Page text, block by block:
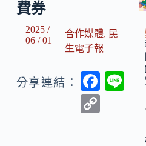
費券
2025 /
06 / 01
合作媒體, 民
生電子報
分享連結：
F